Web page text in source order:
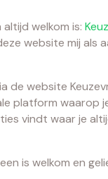
welkom is:
website mij als
de website
platform waarop
vindt waar je
is welkom en